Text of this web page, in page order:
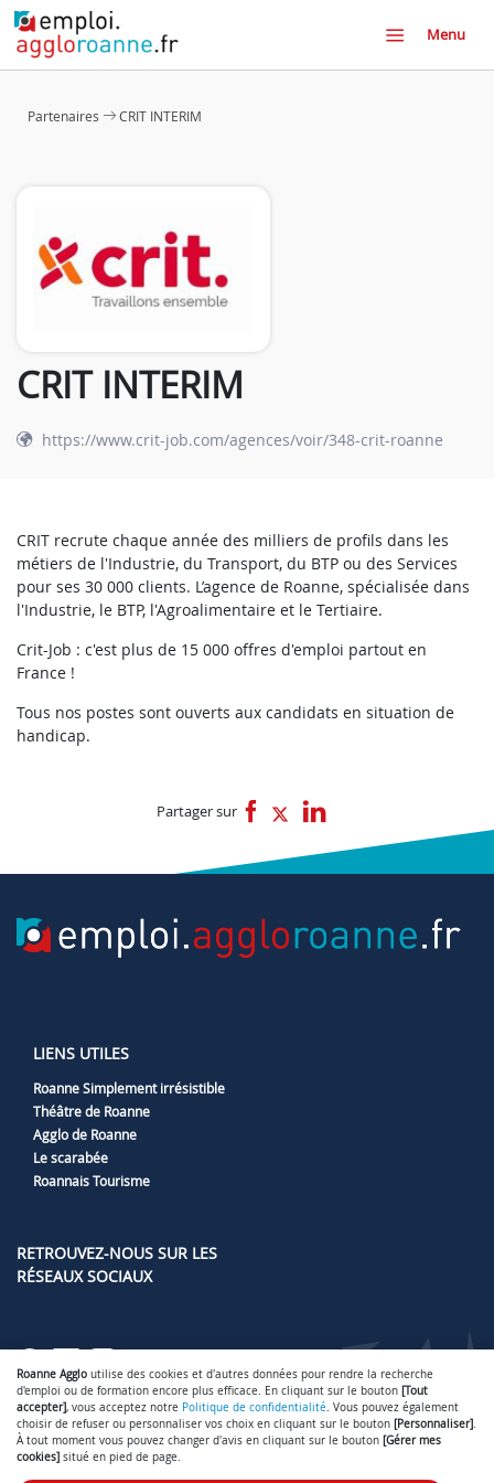
Menu
Partenaires CRIT INTERIM
CRIT INTERIM
https://www.crit-job.com/agences/voir/348-crit-roanne
CRIT recrute chaque année des milliers de profils dans les
métiers de l'Industrie, du Transport, du BTP ou des Services
pour ses 30 000 clients. L’agence de Roanne, spécialisée dans
l'Industrie, le BTP, l'Agroalimentaire et le Tertiaire.
Crit-Job : c'est plus de 15 000 offres d'emploi partout en
France !
Tous nos postes sont ouverts aux candidats en situation de
handicap.
Partager sur
LIENS UTILES
Roanne Simplement irrésistible
Théâtre de Roanne
Agglo de Roanne
Le scarabée
Roannais Tourisme
RETROUVEZ-NOUS SUR LES
RÉSEAUX SOCIAUX
Gérer mes cookies -Mentions légales-
Roanne Agglo utilise des cookies et d'autres données pour rendre la recherche
d'emploi ou de formation encore plus efficace. En cliquant sur le bouton [Tout
accepter], vous acceptez notre Politique de confidentialité. Vous pouvez également
choisir de refuser ou personnaliser vos choix en cliquant sur le bouton [Personnaliser].
À tout moment vous pouvez changer d'avis en cliquant sur le bouton [Gérer mes
cookies] situé en pied de page.